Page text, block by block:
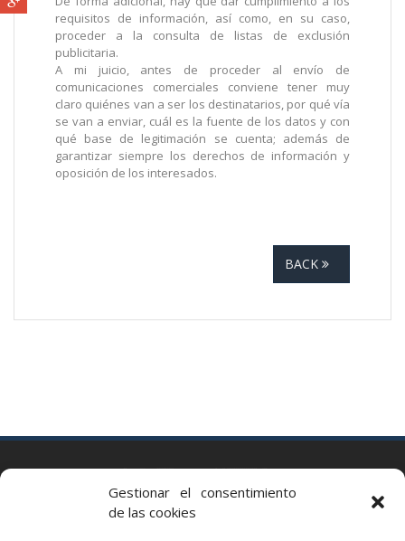
Gestionar el consentimiento
de las cookies
requisitos de información, así como, en su caso,
proceder a la consulta de listas de exclusión
publicitaria.
A mi juicio, antes de proceder al envío de
comunicaciones comerciales conviene tener muy
claro quiénes van a ser los destinatarios, por qué vía
se van a enviar, cuál es la fuente de los datos y con
qué base de legitimación se cuenta; además de
garantizar siempre los derechos de información y
oposición de los interesados.
BACK
Via Augusta 2 bis, 3º, 08006 Barcelona